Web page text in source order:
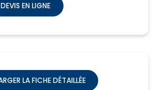
DEVIS EN LIGNE
LA FICHE DÉTAILLÉE